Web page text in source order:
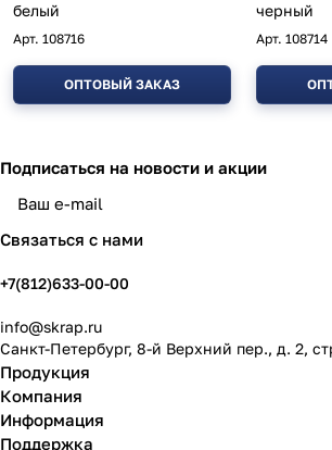
белый
Арт. 108716
ОПТОВЫЙ ЗАКАЗ
черный
Арт. 108714
Подписаться на новости и акции
Связаться с нами
+7(812)633-00-00
info@skrap.ru
Санкт-Петербург, 8-й Верхний пер., д. 2,
Продукция
Компания
Информация
Поддержка